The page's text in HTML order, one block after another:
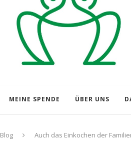
MEINE SPENDE ÜBER UNS
Blog Auch das Einkochen der